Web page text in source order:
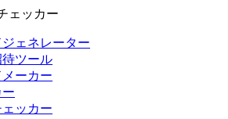
ェッカー
ェネレーター
ツール
ーカー
ッカー